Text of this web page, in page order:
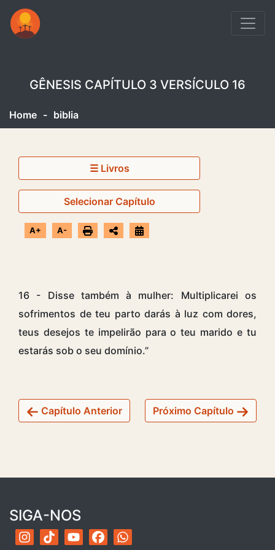
GÊNESIS CAPÍTULO 3 VERSÍCULO 16
Home - biblia
☰ Livros
Selecionar Capítulo
A+ A-
16 - Disse também à mulher: Multiplicarei os
sofrimentos de teu parto darás à luz com dores,
teus desejos te impelirão para o teu marido e tu
estarás sob o seu domínio.”
Capítulo Anterior Próximo Capítulo
SIGA-NOS